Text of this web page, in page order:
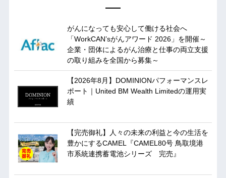
がんになっても安心して働ける社会へ
「WorkCAN’sがんアワード 2026」を開催～
企業・団体によるがん治療と仕事の両立支援
の取り組みを全国から募集～
【2026年8月】DOMINIONパフォーマンスレ
ポート｜United BM Wealth Limitedの運用実
績
【完売御礼】人々の未来の利益と今の生活を
豊かにするCAMEL『CAMEL80号 鳥取境港
市系統連携蓄電池シリーズ 完売』